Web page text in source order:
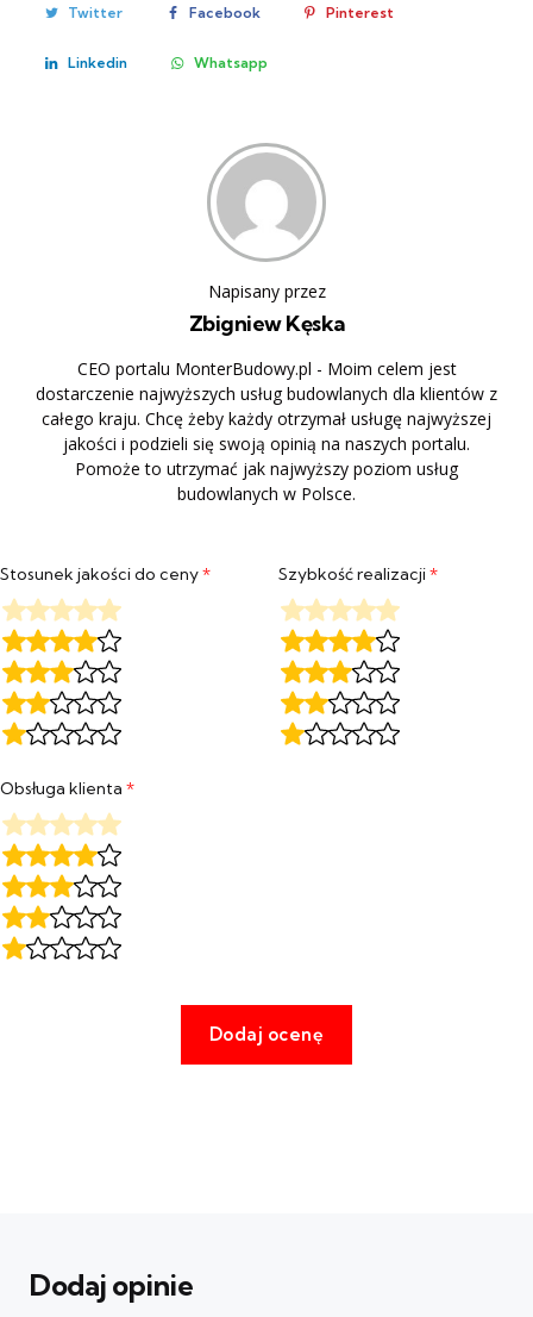
Twitter Facebook Pinterest
Linkedin Whatsapp
Napisany przez
Zbigniew Kęska
CEO portalu MonterBudowy.pl - Moim celem jest
dostarczenie najwyższych usług budowlanych dla klientów z
całego kraju. Chcę żeby każdy otrzymał usługę najwyższej
jakości i podzieli się swoją opinią na naszych portalu.
Pomoże to utrzymać jak najwyższy poziom usług
budowlanych w Polsce.
Stosunek jakości do ceny* Szybkość realizacji*
Obsługa klienta *
Dodaj opinie